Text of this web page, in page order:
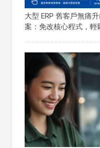
大型 ERP 舊客戶無痛
案：免改核心程式，輕